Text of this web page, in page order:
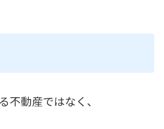
不動産ではなく、